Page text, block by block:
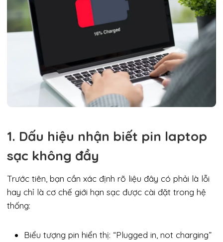
1. Dấu hiệu nhận biết pin laptop
sạc không đầy
Trước tiên, bạn cần xác định rõ liệu đây có phải là lỗi
hay chỉ là cơ chế giới hạn sạc được cài đặt trong hệ
thống:
Biểu tượng pin hiển thị: “Plugged in, not charging”